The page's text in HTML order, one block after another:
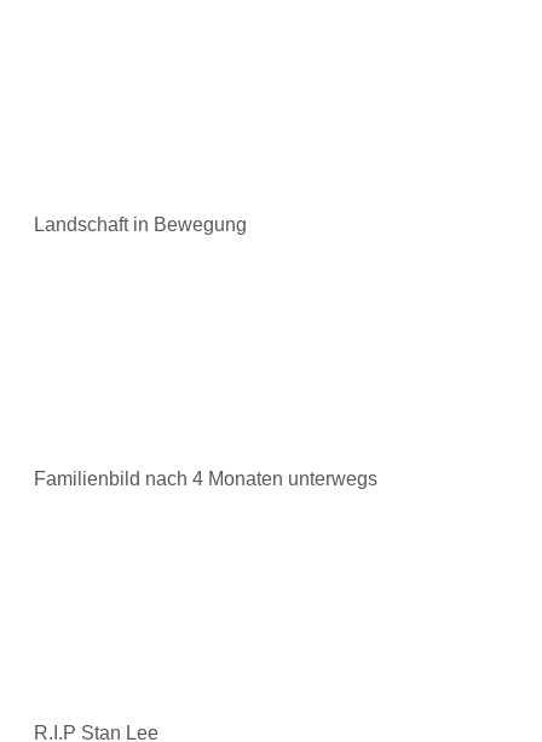
Landschaft in Bewegung
Familienbild nach 4 Monaten unterwegs
R.I.P Stan Lee